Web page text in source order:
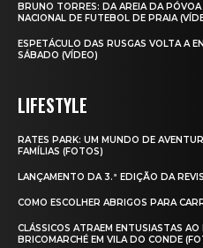
BRUNO TORRES: DA AREIA DA
NACIONAL DE FUTEBOL DE PRAIA
ESPETÁCULO DAS RUSGAS VOLTA A
SÁBADO (VÍDEO)
LIFESTYLE
RATES PARK: UM MUNDO DE
FAMÍLIAS (FOTOS)
LANÇAMENTO DA 3.ª EDIÇÃO DA
COMO ESCOLHER ABRIGOS PARA
CLÁSSICOS ATRAEM ENTUSIASTAS
BRICOMARCHÉ EM VILA DO CONDE